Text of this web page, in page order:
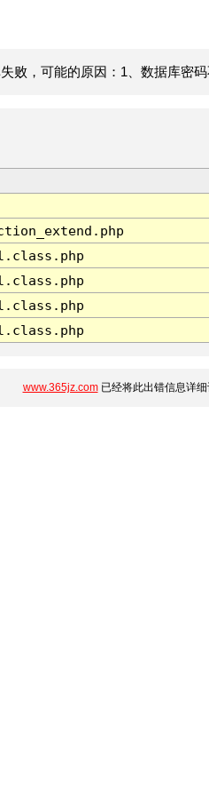
败，可能的原因：1、数据库密码
www.365jz.com已经将此出错信息详细